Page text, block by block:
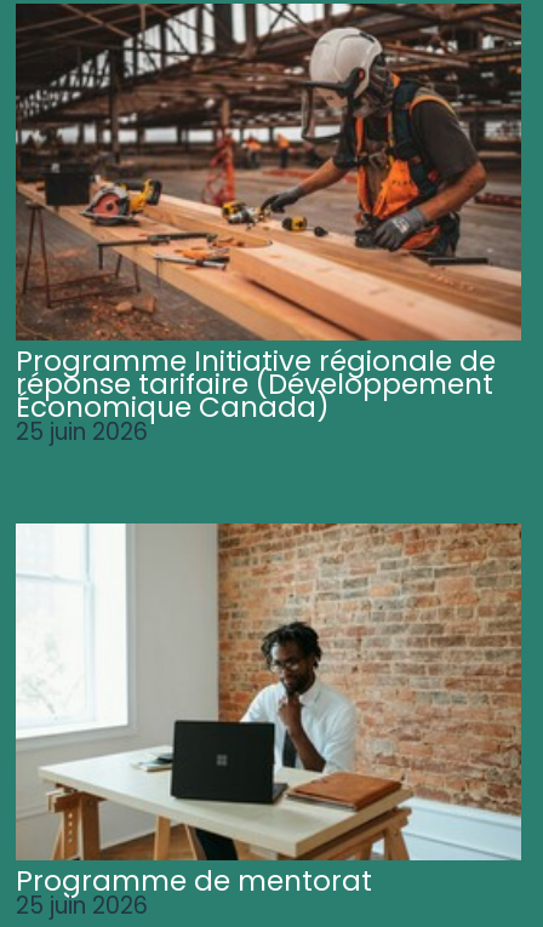
Programme Initiative régionale de
réponse tarifaire (Développement
Économique Canada)
25 juin 2026
Programme de mentorat
25 juin 2026